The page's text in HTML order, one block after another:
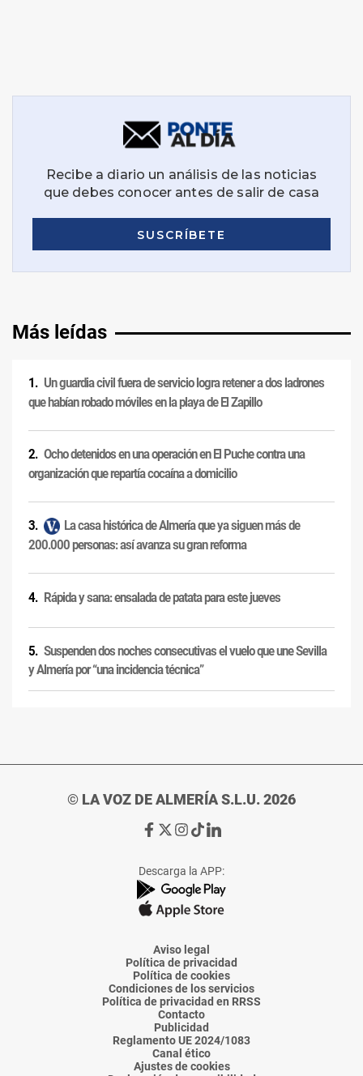
Más leídas
Un guardia civil fuera de servicio logra retener a dos ladrones
que habían robado móviles en la playa de El Zapillo
Ocho detenidos en una operación en El Puche contra una
organización que repartía cocaína a domicilio
La casa histórica de Almería que ya siguen más de
200.000 personas: así avanza su gran reforma
Rápida y sana: ensalada de patata para este jueves
Suspenden dos noches consecutivas el vuelo que une Sevilla
y Almería por “una incidencia técnica”
© LA VOZ DE ALMERÍA S.L.U. 2026
Ir
de
La
Voz
Almería
Ir
de
La
Voz
Almería
Ir
de
La
Voz
Almería
Ir
de
La
Voz
Almería
Ir
de
La
Voz
Descarga la APP:
Aviso legal
Política de privacidad
Política de cookies
Condiciones de los servicios
Política de privacidad en RRSS
Contacto
Publicidad
Reglamento UE 2024/1083
Canal ético
Ajustes de cookies